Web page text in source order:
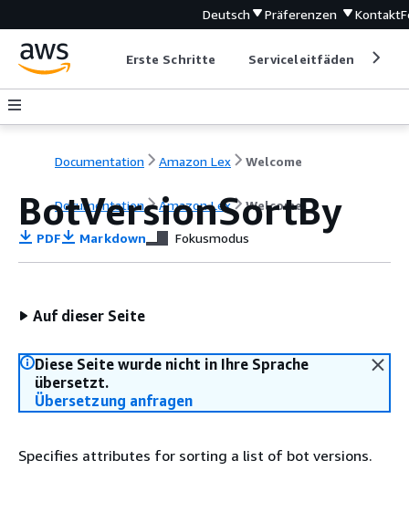
Deutsch Präferenzen Kontakt
Erste Schritte Serviceleitfäden
Documentation Amazon Lex Welcome
Documentation Amazon Lex Welcome
BotVersionSortBy
PDF Markdown Fokusmodus
Auf dieser Seite
Diese Seite wurde nicht in Ihre Sprache
übersetzt.
Übersetzung anfragen
Specifies attributes for sorting a list of bot versions.